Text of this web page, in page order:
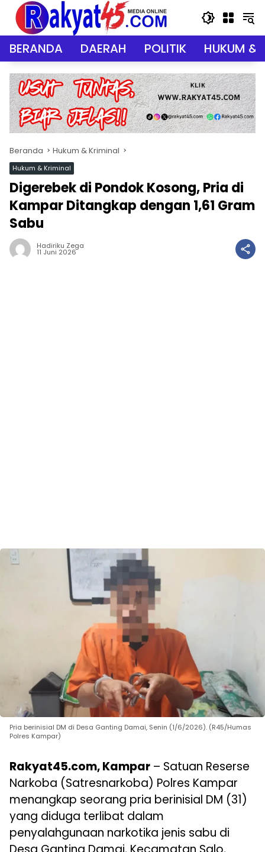
Langsung
konten
BERANDA DAERAH POLITIK HUKUM &
Beranda Hukum & Kriminal
Hukum & Kriminal
Digerebek di Pondok Kosong, Pria di
Kampar Ditangkap dengan 1,61 Gram
Sabu
Hadiriku Zega
11 Juni 2026
Pria berinisial DM di Desa Ganting Damai, Senin (1/6/2026). (R45/Humas
Polres Kampar)
Rakyat45.com, Kampar – Satuan Reserse
Narkoba (Satresnarkoba) Polres Kampar
menangkap seorang pria berinisial DM (31)
yang diduga terlibat dalam
penyalahgunaan narkotika jenis sabu di